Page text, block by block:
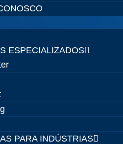
ESPECIALIZADOS
PARA INDÚSTRIAS